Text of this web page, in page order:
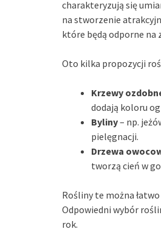
charakteryzują się
na stworzenie
które będą odporne na
Oto kilka propozycji
Krzewy
dodają koloru
Byliny– np.
pielęgnacji.
Drzewa
tworzą cień w
Rośliny te można
Odpowiedni wybór
rok.